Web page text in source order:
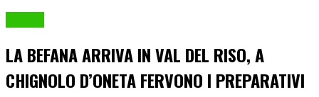
LA BEFANA ARRIVA IN VAL DEL RISO, A
CHIGNOLO D’ONETA FERVONO I PREPARATIVI